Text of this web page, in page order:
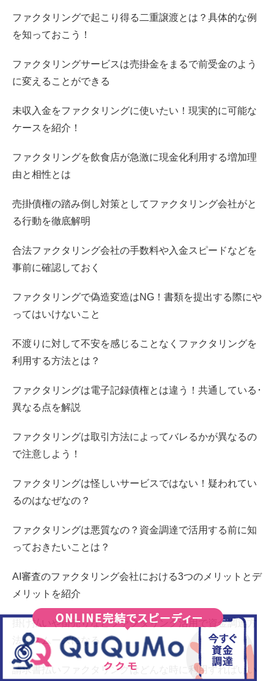
ファクタリングで起こり得る二重譲渡とは？具体的な例
を知っておこう！
ファクタリングサービスは売掛金をまるで前受金のよう
に変えることができる
未収入金をファクタリングに使いたい！現実的に可能な
ケースを紹介！
ファクタリングを飲食店が急激に現金化利用する増加理
由と相性とは
売掛債権の踏み倒し対策としてファクタリング会社がと
る行動を徹底解明
合法ファクタリング会社の手数料や入金スピードなどを
事前に確認しておく
ファクタリングで偽造変造はNG！書類を提出する際にや
ってはいけないこと
不渡りに対して不安を感じることなくファクタリングを
利用する方法とは？
ファクタリングは電子記録債権とは違う！共通している･
異なる点を解説
ファクタリングは取引方法によってバレるかが異なるの
で注意しよう！
ファクタリングは怪しいサービスではない！疑われてい
るのはなぜなの？
ファクタリングは悪質なの？資金調達で活用する前に知
っておきたいことは？
AI審査のファクタリング会社における3つのメリットとデ
メリットを紹介
掛け払いや掛売りなどファクタリング活用で資金調達方
法がスムーズになる
請求書払いファクタリングはどんな時に利用すればいい